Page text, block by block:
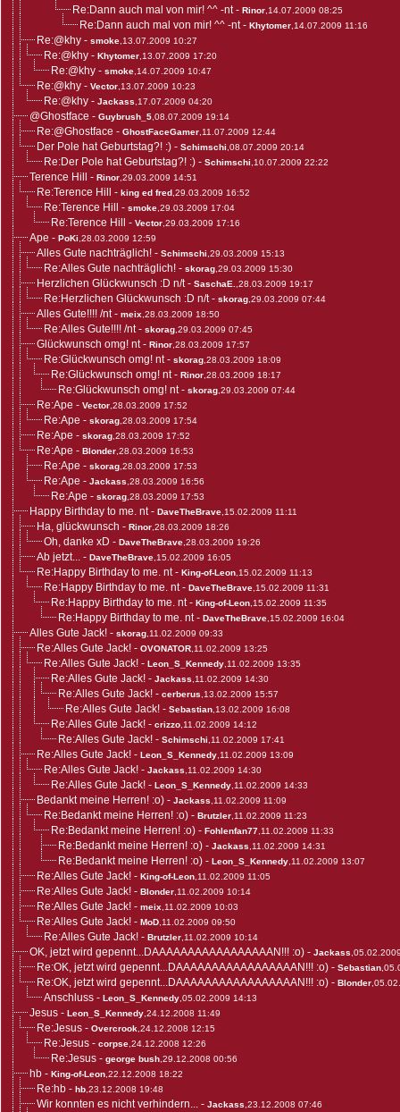
Re:Dann auch mal von mir! ^^ -nt- Rinor ,14.07.2009 08:25
Re:Dann auch mal von mir! ^^ -nt- Khytomer ,14.07.2009 11:16
Re:@khy - smoke ,13.07.2009 10:27
Re:@khy - Khytomer ,13.07.2009 17:20
Re:@khy - smoke ,14.07.2009 10:47
Re:@khy - Vector ,13.07.2009 10:23
Re:@khy - Jackass ,17.07.2009 04:20
@Ghostface - Guybrush_5 ,08.07.2009 19:14
Re:@Ghostface - GhostFaceGamer ,11.07.2009 12:44
Der Pole hat Geburtstag?! :) - Schimschi ,08.07.2009 20:14
Re:Der Pole hat Geburtstag?! :) - Schimschi ,10.07.2009 22:22
Terence Hill - Rinor ,29.03.2009 14:51
Re:Terence Hill - king ed fred ,29.03.2009 16:52
Re:Terence Hill - smoke ,29.03.2009 17:04
Re:Terence Hill - Vector ,29.03.2009 17:16
Ape - PoKi ,28.03.2009 12:59
Alles Gute nachträglich! - Schimschi ,29.03.2009 15:13
Re:Alles Gute nachträglich! - skorag ,29.03.2009 15:30
Herzlichen Glückwunsch :D n/t- SaschaE. ,28.03.2009 19:17
Re:Herzlichen Glückwunsch :D n/t- skorag ,29.03.2009 07:44
Alles Gute!!!! /nt- meix ,28.03.2009 18:50
Re:Alles Gute!!!! /nt- skorag ,29.03.2009 07:45
Glückwunsch omg! nt- Rinor ,28.03.2009 17:57
Re:Glückwunsch omg! nt- skorag ,28.03.2009 18:09
Re:Glückwunsch omg! nt- Rinor ,28.03.2009 18:17
Re:Glückwunsch omg! nt- skorag ,29.03.2009 07:44
Re:Ape - Vector ,28.03.2009 17:52
Re:Ape - skorag ,28.03.2009 17:54
Re:Ape - skorag ,28.03.2009 17:52
Re:Ape - Blonder ,28.03.2009 16:53
Re:Ape - skorag ,28.03.2009 17:53
Re:Ape - Jackass ,28.03.2009 16:56
Re:Ape - skorag ,28.03.2009 17:53
Happy Birthday to me. nt- DaveTheBrave ,15.02.2009 11:11
Ha, glückwunsch - Rinor ,28.03.2009 18:26
Oh, danke xD - DaveTheBrave ,28.03.2009 19:26
Ab jetzt... - DaveTheBrave ,15.02.2009 16:05
Re:Happy Birthday to me. nt- King-of-Leon ,15.02.2009 11:13
Re:Happy Birthday to me. nt- DaveTheBrave ,15.02.2009 11:31
Re:Happy Birthday to me. nt- King-of-Leon ,15.02.2009 11:35
Re:Happy Birthday to me. nt- DaveTheBrave ,15.02.2009 16:04
Alles Gute Jack! - skorag ,11.02.2009 09:33
Re:Alles Gute Jack! - OVONATOR ,11.02.2009 13:25
Re:Alles Gute Jack! - Leon_S_Kennedy ,11.02.2009 13:35
Re:Alles Gute Jack! - Jackass ,11.02.2009 14:30
Re:Alles Gute Jack! - cerberus ,13.02.2009 15:57
Re:Alles Gute Jack! - Sebastian ,13.02.2009 16:08
Re:Alles Gute Jack! - crizzo ,11.02.2009 14:12
Re:Alles Gute Jack! - Schimschi ,11.02.2009 17:41
Re:Alles Gute Jack! - Leon_S_Kennedy ,11.02.2009 13:09
Re:Alles Gute Jack! - Jackass ,11.02.2009 14:30
Re:Alles Gute Jack! - Leon_S_Kennedy ,11.02.2009 14:33
Bedankt meine Herren! :o) - Jackass ,11.02.2009 11:09
Re:Bedankt meine Herren! :o) - Brutzler ,11.02.2009 11:23
Re:Bedankt meine Herren! :o) - Fohlenfan77 ,11.02.2009 11:33
Re:Bedankt meine Herren! :o) - Jackass ,11.02.2009 14:31
Re:Bedankt meine Herren! :o) - Leon_S_Kennedy ,11.02.2009 13:07
Re:Alles Gute Jack! - King-of-Leon ,11.02.2009 11:05
Re:Alles Gute Jack! - Blonder ,11.02.2009 10:14
Re:Alles Gute Jack! - meix ,11.02.2009 10:03
Re:Alles Gute Jack! - MoD ,11.02.2009 09:50
Re:Alles Gute Jack! - Brutzler ,11.02.2009 10:14
OK, jetzt wird gepennt...DAAAAAAAAAAAAAAAAAN!!! :o) - Jackass
Re:OK, jetzt wird gepennt...DAAAAAAAAAAAAAAAAAN!!! :o) - Sebastian
Re:OK, jetzt wird gepennt...DAAAAAAAAAAAAAAAAAN!!! :o) - Blonder
Anschluss - Leon_S_Kennedy ,05.02.2009 14:13
Jesus - Leon_S_Kennedy ,24.12.2008 11:49
Re:Jesus - Overcrook ,24.12.2008 12:15
Re:Jesus - corpse ,24.12.2008 12:26
Re:Jesus - george bush ,29.12.2008 00:56
hb - King-of-Leon ,22.12.2008 18:22
Re:hb - hb ,23.12.2008 19:48
Wir konnten es nicht verhindern... - Jackass ,23.12.2008 07:46